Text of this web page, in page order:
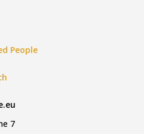
People
7